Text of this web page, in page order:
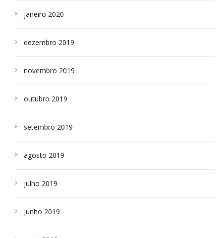
janeiro 2020
dezembro 2019
novembro 2019
outubro 2019
setembro 2019
agosto 2019
julho 2019
junho 2019